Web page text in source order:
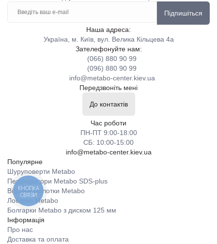
Підпишіться
Наша адреса:
Україна, м. Київ, вул. Велика Кільцева 4а
Зателефонуйте нам:
(066) 880 90 99
(096) 880 90 99
info@metabo-center.kiev.ua
Передзвоніть мені
До контактів
Час роботи
ПН-ПТ 9:00-18:00
СБ: 10:00-15:00
info@metabo-center.kiev.ua
Популярне
Шуруповерти Metabo
Перфоратори Metabo SDS-plus
Відбійні молотки Metabo
Лобзики Metabo
Болгарки Metabo з диском 125 мм
Інформація
Про нас
Доставка та оплата
КНОПКА
СВЯЗИ